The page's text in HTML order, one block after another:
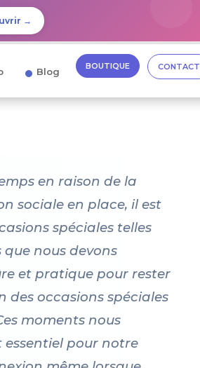
→
Blog BOUTIQUE CONTACT
en raison de la
sociale en place, il est
spéciales telles
nous devons
et pratique pour rester
des occasions spéciales
moments nous
pour notre